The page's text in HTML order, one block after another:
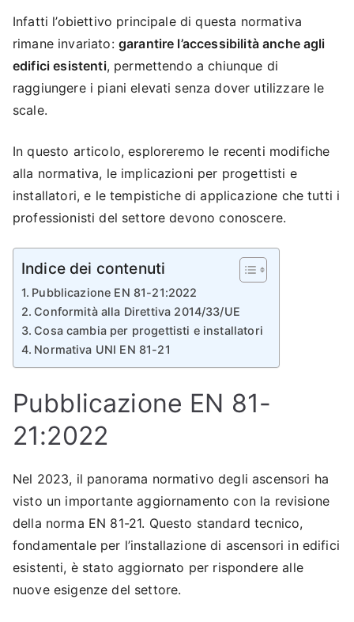
Infatti l’obiettivo principale di questa normativa
rimane invariato: garantire l’accessibilità anche agli
edifici esistenti, permettendo a chiunque di
raggiungere i piani elevati senza dover utilizzare le
scale.
In questo articolo, esploreremo le recenti modifiche
alla normativa, le implicazioni per progettisti e
installatori, e le tempistiche di applicazione che tutti i
professionisti del settore devono conoscere.
Indice dei contenuti
Pubblicazione EN 81-21:2022
Conformità alla Direttiva 2014/33/UE
Cosa cambia per progettisti e installatori
Normativa UNI EN 81-21
Pubblicazione EN 81-
21:2022
Nel 2023, il panorama normativo degli ascensori ha
visto un importante aggiornamento con la revisione
della norma EN 81-21. Questo standard tecnico,
fondamentale per l’installazione di ascensori in edifici
esistenti, è stato aggiornato per rispondere alle
nuove esigenze del settore.